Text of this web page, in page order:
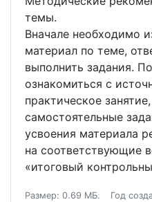
темы.
Вначале необходимо
материал по теме,
выполнить задания.
ознакомиться с
практическое
самостоятельные
усвоения материала
на соответствующие
«итоговый
Размер: 0.69 МБ. Год